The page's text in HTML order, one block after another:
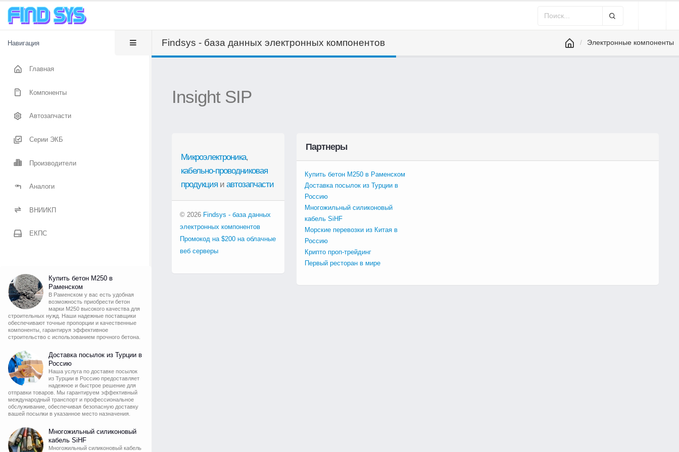
Навигация
Главная
Компоненты
Автозапчасти
Серии ЭКБ
Производители
Аналоги
ВНИИКП
ЕКПС
Купить бетон М250 в
Раменском
В Раменском у вас есть удобная
возможность приобрести бетон
марки М250 высокого качества для
строительных нужд. Наши надежные поставщики
обеспечивают точные пропорции и качественные
компоненты, гарантируя эффективное
строительство с использованием прочного бетона.
Доставка посылок из Турции в
Россию
Наша услуга по доставке посылок
из Турции в Россию предоставляет
надежное и быстрое решение для
отправки товаров. Мы гарантируем эффективный
международный транспорт и профессиональное
обслуживание, обеспечивая безопасную доставку
вашей посылки в указанное место назначения.
Многожильный силиконовый
кабель SiHF
Многожильный силиконовый кабель
Findsys - база данных электронных компонентов Электронные компоненты
Insight SIP
Микроэлектроника,
кабельно-проводниковая
продукция и автозапчасти
© 2026 Findsys - база данных
электронных компонентов
Промокод на $200 на облачные
веб серверы
Партнеры
Купить бетон М250 в Раменском
Доставка посылок из Турции в
Россию
Многожильный силиконовый
кабель SiHF
Морские перевозки из Китая в
Россию
Крипто проп-трейдинг
Первый ресторан в мире